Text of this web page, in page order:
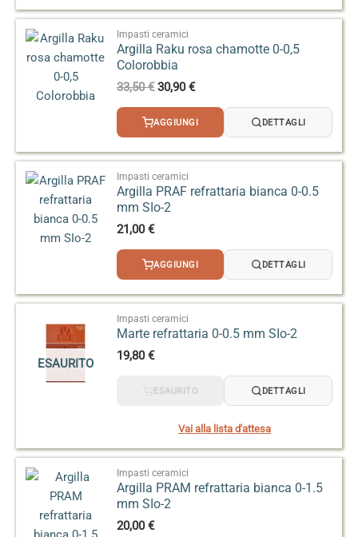
Impasti ceramici
Argilla Raku rosa chamotte 0-0,5
Colorobbia
33,50€ Il
originale
30,90€Il
attuale
AGGIUNGI DETTAGLI
Impasti ceramici
Argilla PRAF refrattaria bianca 0-0.5
mm SIo-2
21,00€
AGGIUNGI DETTAGLI
ESAURITO
Impasti ceramici
Marte refrattaria 0-0.5 mm SIo-2
19,80€
ESAURITO DETTAGLI
Vai alla lista d'attesa
Impasti ceramici
Argilla PRAM refrattaria bianca 0-1.5
mm SIo-2
20,00€